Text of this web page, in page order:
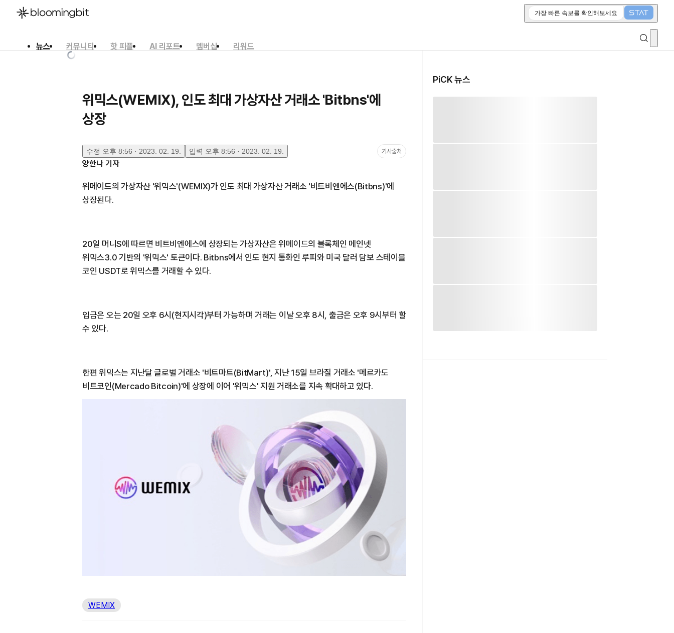
가장 빠른 속보를 확인해보세요
뉴스 커뮤니티 핫 피플 AI 리포트 멤버십
리워드
위믹스(WEMIX), 인도 최대 가상자산 거래소 'Bitbns'에
상장
수정 오후 8:56 · 2023. 02. 19. 입력 오후 8:56 · 2023. 02. 19. 기사출처
양한나 기자
위메이드의 가상자산 '위믹스'(WEMIX)가 인도 최대 가상자산 거래소 '비트비엔에스(Bitbns)'에
상장된다.
20일 머니S에 따르면 비트비엔에스에 상장되는 가상자산은 위메이드의 블록체인 메인넷
위믹스3.0 기반의 '위믹스' 토큰이다. Bitbns에서 인도 현지 통화인 루피와 미국 달러 담보 스테이블
코인 USDT로 위믹스를 거래할 수 있다.
입금은 오는 20일 오후 6시(현지시각)부터 가능하며 거래는 이날 오후 8시, 출금은 오후 9시부터 할
수 있다.
한편 위믹스는 지난달 글로벌 거래소 '비트마트(BitMart)', 지난 15일 브라질 거래소 '메르카도
비트코인(Mercado Bitcoin)'에 상장에 이어 '위믹스' 지원 거래소를 지속 확대하고 있다.
WEMIX
PiCK 뉴스